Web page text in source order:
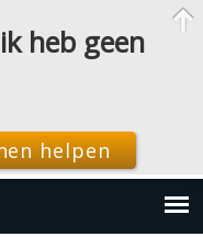
heb geen
helpen